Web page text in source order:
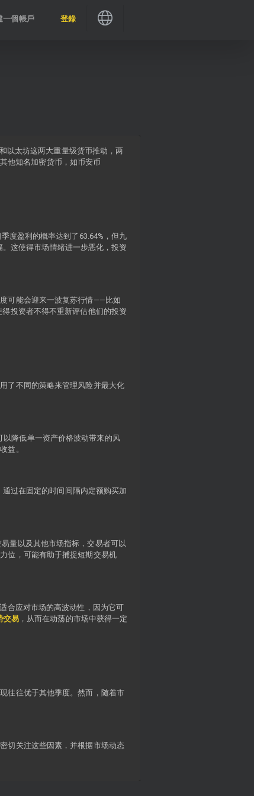
一個帳戶 登錄
以太坊这两大重量级货币推动，两
他知名加密货币，如币安币
度盈利的概率达到了63.64%，但九
这使得市场情绪进一步恶化，投资
可能会迎来一波复苏行情——比如
投资者不得不重新评估他们的投资
了不同的策略来管理风险并最大化
降低单一资产价格波动带来的风
益。
过在固定的时间间隔内定额购买加
量以及其他市场指标，交易者可以
位，可能有助于捕捉短期交易机
合应对市场的高波动性，因为它可
交易，从而在动荡的市场中获得一定
往往优于其他季度。然而，随着市
切关注这些因素，并根据市场动态